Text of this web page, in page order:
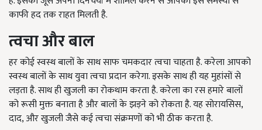
काफी हद तक राहत मिलती है.
त्वचा और बाल
हर कोई स्वस्थ बालों के साथ साफ चमकदार त्वचा चाहता है. करेला आपको
स्वस्थ बालों के साथ युवा त्वचा प्रदान करेगा. इसके साथ ही यह मुहांसों से
लड़ता है. साथ ही खुजली का रोकथाम करता है. करेला का रस हमारे बालों
को रूसी मुक्त बनाता है और बालों के झड़ने को रोकता है. यह सोरायसिस,
दाद, और खुजली जैसे कई त्वचा संक्रमणों को भी ठीक करता है.